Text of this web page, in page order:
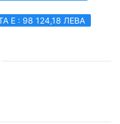
Е : 98 124,18 ЛЕВА